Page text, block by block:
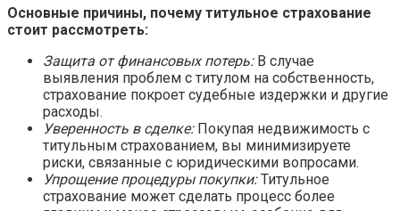
Основные причины, почему титульное страхование
стоит рассмотреть:
Защита от финансовых потерь:В случае
выявления проблем с титулом на собственность,
страхование покроет судебные издержки и другие
расходы.
Уверенность в сделке:Покупая недвижимость с
титульным страхованием, вы минимизируете
риски, связанные с юридическими вопросами.
Упрощение процедуры покупки:Титульное
страхование может сделать процесс более